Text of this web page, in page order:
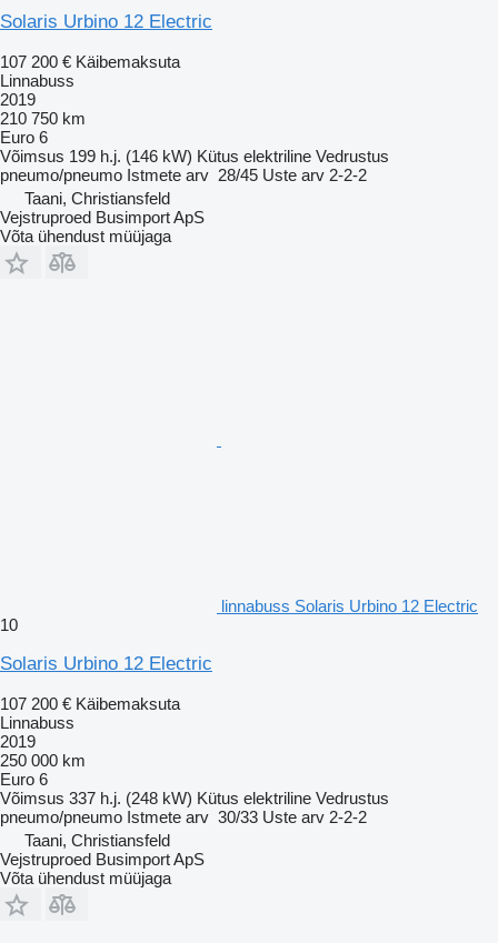
Solaris Urbino 12 Electric
107 200 € Käibemaksuta
Linnabuss
2019
210 750 km
Euro 6
Võimsus 199 h.j. (146 kW) Kütus elektriline Vedrustus
pneumo/pneumo Istmete arv 28/45 Uste arv 2-2-2
Taani, Christiansfeld
Vejstruproed Busimport ApS
Võta ühendust müüjaga
linnabuss Solaris Urbino 12 Electric
10
Solaris Urbino 12 Electric
107 200 € Käibemaksuta
Linnabuss
2019
250 000 km
Euro 6
Võimsus 337 h.j. (248 kW) Kütus elektriline Vedrustus
pneumo/pneumo Istmete arv 30/33 Uste arv 2-2-2
Taani, Christiansfeld
Vejstruproed Busimport ApS
Võta ühendust müüjaga